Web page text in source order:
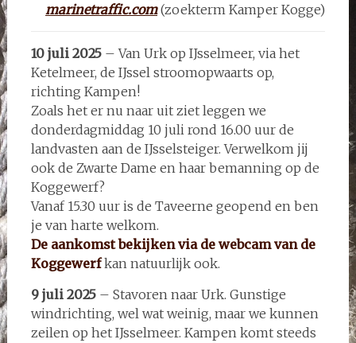
marinetraffic.com(zoekterm Kamper Kogge)
10 juli 2025– Van Urk op IJsselmeer, via het
Ketelmeer, de IJssel stroomopwaarts op,
richting Kampen!
Zoals het er nu naar uit ziet leggen we
donderdagmiddag 10 juli rond 16.00 uur de
landvasten aan de IJsselsteiger. Verwelkom jij
ook de Zwarte Dame en haar bemanning op de
Koggewerf?
Vanaf 15.30 uur is de Taveerne geopend en ben
je van harte welkom.
De aankomst bekijken via de webcam van de
Koggewerf kan natuurlijk ook.
9 juli 2025 – Stavoren naar Urk. Gunstige
windrichting, wel wat weinig, maar we kunnen
zeilen op het IJsselmeer. Kampen komt steeds